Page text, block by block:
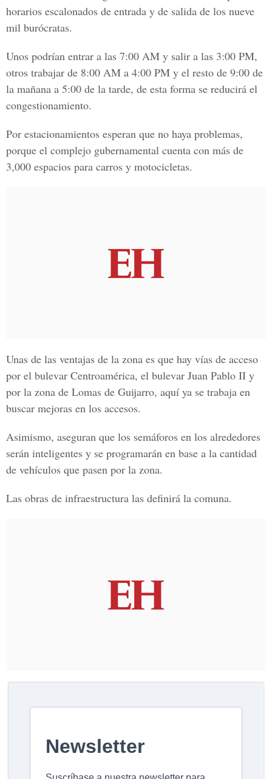
horarios escalonados de entrada y de salida de los nueve
mil burócratas.
Unos podrían entrar a las 7:00 AM y salir a las 3:00 PM,
otros trabajar de 8:00 AM a 4:00 PM y el resto de 9:00 de
la mañana a 5:00 de la tarde, de esta forma se reducirá el
congestionamiento.
Por estacionamientos esperan que no haya problemas,
porque el complejo gubernamental cuenta con más de
3,000 espacios para carros y motocicletas.
Unas de las ventajas de la zona es que hay vías de acceso
por el bulevar Centroamérica, el bulevar Juan Pablo II y
por la zona de Lomas de Guijarro, aquí ya se trabaja en
buscar mejoras en los accesos.
Asimismo, aseguran que los semáforos en los alrededores
serán inteligentes y se programarán en base a la cantidad
de vehículos que pasen por la zona.
Las obras de infraestructura las definirá la comuna.